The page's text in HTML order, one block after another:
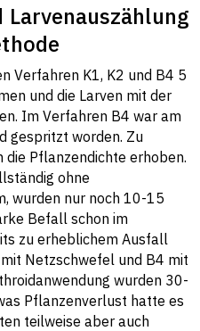
Verfahren K1, K2 und B4 5
und die Larven mit der
Im Verfahren B4 war am
gespritzt worden. Zu
Pflanzendichte erhoben.
ohne
wurden nur noch 10-15
Befall schon im
zu erheblichem Ausfall
Netzschwefel und B4 mit
wurden 30-
Pflanzenverlust hatte es
teilweise aber auch